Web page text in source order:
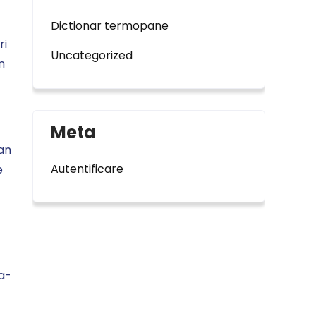
Dictionar termopane
Uncategorized
Meta
Autentificare